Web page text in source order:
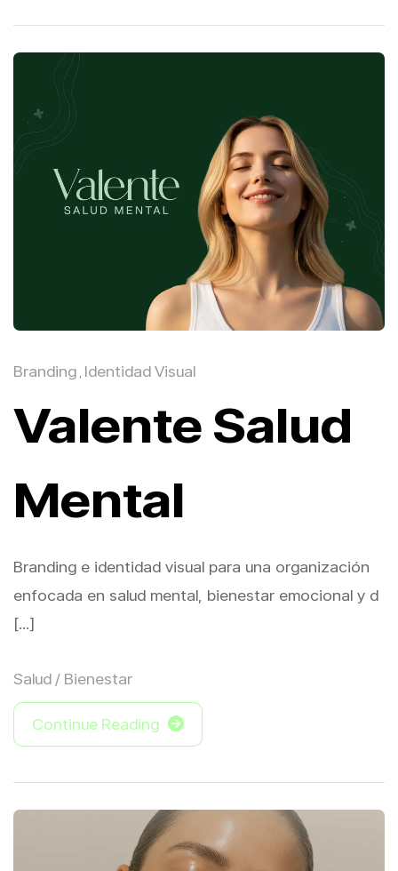
Branding , Identidad Visual
Valente Salud
Mental
Branding e identidad visual para una organización
enfocada en salud mental, bienestar emocional y d
[...]
Salud / Bienestar
Continue Reading